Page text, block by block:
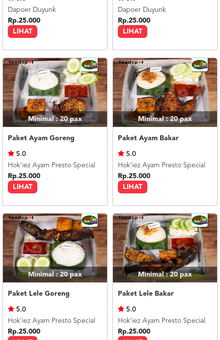
LIHAT
Dapoer Duyunk
Rp.25.000
LIHAT
Dapoer Duyunk
Rp.25.000
Minimal : 20pax
Paket Ayam Goreng
LIHAT
5.0
Hok'iez Ayam Presto Special
Rp.25.000
Minimal : 20pax
Paket Ayam Bakar
LIHAT
5.0
Hok'iez Ayam Presto Special
Rp.25.000
Minimal : 20pax
Paket Lele Goreng
5.0
Hok'iez Ayam Presto Special
Rp.25.000
Minimal : 20pax
Paket Lele Bakar
5.0
Hok'iez Ayam Presto Special
Rp.25.000